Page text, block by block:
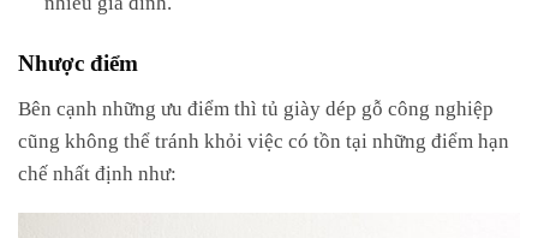
Nhược điểm
Bên cạnh những ưu điểm thì tủ giày dép gỗ công nghiệp
cũng không thể tránh khỏi việc có tồn tại những điểm hạn
chế nhất định như: